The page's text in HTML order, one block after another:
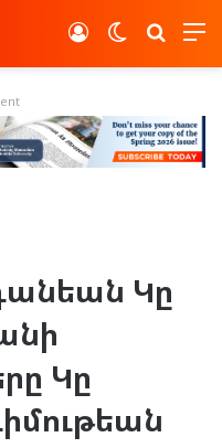
Switch skin
Log In
Կը
Կը